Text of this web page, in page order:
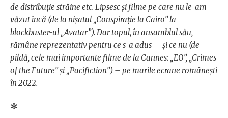
de distribuție străine etc. Lipsesc și filme pe care nu le-am
văzut încă (de la nișatul „Conspirație la Cairo” la
blockbuster-ul „Avatar”). Dar topul, în ansamblul său,
rămâne reprezentativ pentru ce s-a adus – și ce nu (de
pildă, cele mai importante filme de la Cannes: „EO”, „Crimes
of the Future” și „Pacifiction”) – pe marile ecrane românești
în 2022.
*